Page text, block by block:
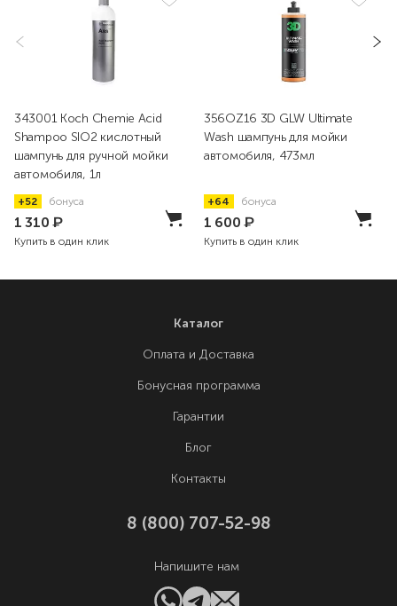
343001 Koch Chemie Acid
Shampoo SIO2 кислотный
шампунь для ручной мойки
автомобиля, 1л
+52 бонуса
1 310₽
Купить в один клик
356OZ16 3D GLW Ultimate
Wash шампунь для мойки
автомобиля, 473мл
+64 бонуса
1 600₽
Купить в один клик
Каталог
Оплата и Доставка
Бонусная программа
Гарантии
Блог
Контакты
8 (800) 707-52-98
Напишите нам